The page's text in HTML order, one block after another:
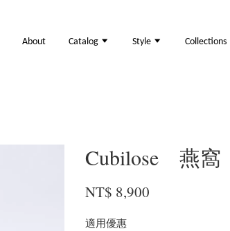
About Catalog Style Collections
Cubilose 燕窩
NT$ 8,900
適用優惠